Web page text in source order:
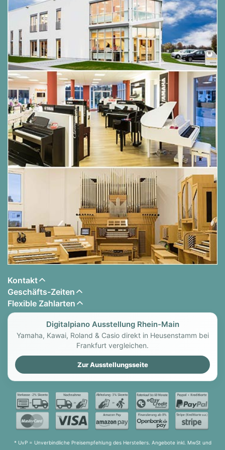
hochqualitative Keyboard-Tasche in der richtigen
Größe mit zusätzlichem Stauraum für Netzteile
und weiteres Zubehör aus und bestellen Sie
vollkommen unkompliziert online! In der Regel
liefern wir innerhalb von fünf bis acht Tagen.
Kontakt
Geschäfts-Zeiten
Flexible Zahlarten
Digitalpiano Ausstellung Rhein-Main
Yamaha, Kawai, Roland & Casio direkt in Heusenstamm bei
Frankfurt vergleichen.
Zur Ausstellungsseite
* UvP = Unverbindliche Preisempfehlung des Herstellers. Angebote inkl. MwSt und